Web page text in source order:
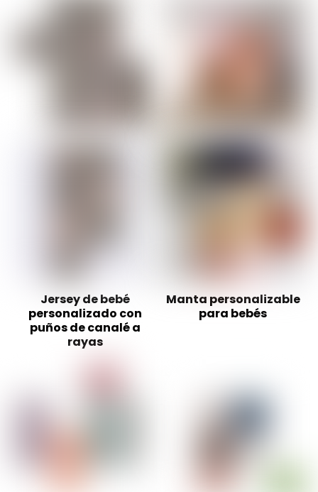
Jersey de bebé
personalizado con
puños de canalé a
rayas
Manta personalizable
para bebés